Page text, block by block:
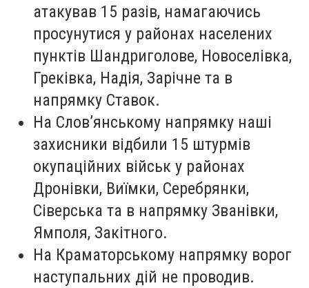
атакував 15 разів, намагаючись
просунутися у районах населених
пунктів Шандриголове, Новоселівка,
Греківка, Надія, Зарічне та в
напрямку Ставок.
На Слов’янському напрямку наші
захисники відбили 15 штурмів
окупаційних військ у районах
Дронівки, Виїмки, Серебрянки,
Сіверська та в напрямку Званівки,
Ямполя, Закітного.
На Краматорському напрямку ворог
наступальних дій не проводив.